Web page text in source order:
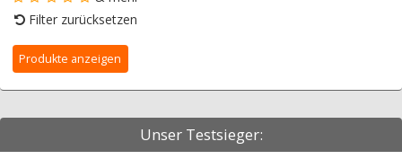
Filter zurücksetzen
Unser Testsieger: